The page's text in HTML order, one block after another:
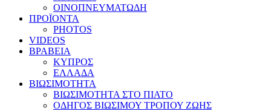
ΟΙΝΟΠΝΕΥΜΑΤΩΔΗ
ΠΡΟΪΟΝΤΑ
PHOTOS
VIDEOS
ΒΡΑΒΕΙΑ
ΚΥΠΡΟΣ
ΕΛΛΑΔΑ
ΒΙΩΣΙΜΟΤΗΤΑ
ΒΙΩΣΙΜΟΤΗΤΑ ΣΤΟ ΠΙΑΤΟ
ΟΔΗΓΟΣ ΒΙΩΣΙΜΟΥ ΤΡΟΠΟΥ ΖΩΗΣ